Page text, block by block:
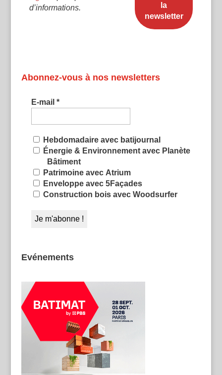
d’informations.
Abonnez-vous à nos newsletters
E-mail *
Hebdomadaire avec batijournal
Énergie & Environnement avec Planète
Bâtiment
Patrimoine avec Atrium
Enveloppe avec 5Façades
Construction bois avec Woodsurfer
Evénements